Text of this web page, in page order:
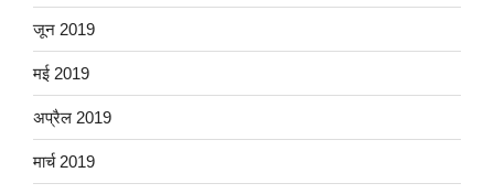
जून 2019
मई 2019
अप्रैल 2019
मार्च 2019